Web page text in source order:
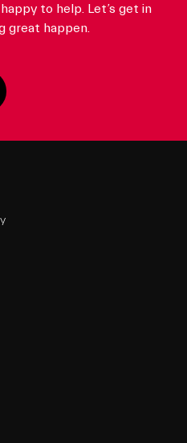
to help. Let’s get in
great happen.